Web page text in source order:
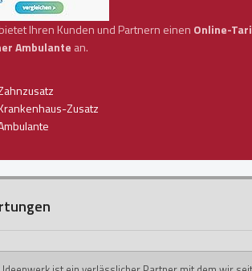
Ihren Kunden und Partnern einen Online-
Ambulante an.
Zusatz